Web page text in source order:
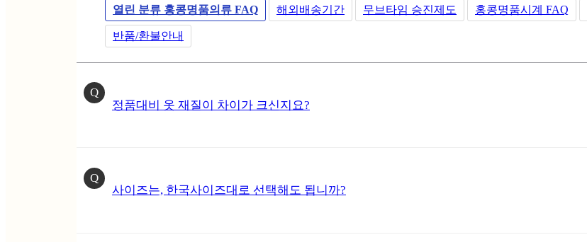
열린 분류 홍콩명품의류 FAQ 해외배송기간 무브타임 승진제도 홍콩명품시계 FAQ
반품/환불안내
Q
정품대비 옷 재질이 차이가 크신지요?
Q
사이즈는, 한국사이즈대로 선택해도 됩니까?